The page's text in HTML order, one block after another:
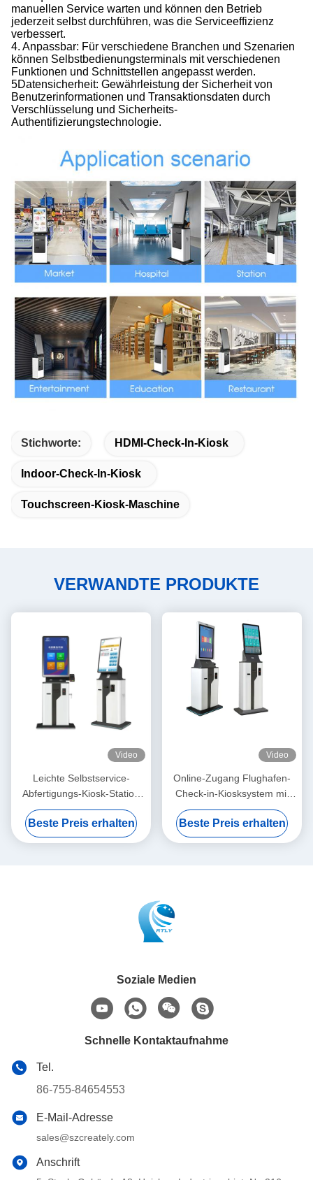
manuellen Service warten und können den Betrieb
jederzeit selbst durchführen, was die Serviceeffizienz
verbessert.
4. Anpassbar: Für verschiedene Branchen und Szenarien
können Selbstbedienungsterminals mit verschiedenen
Funktionen und Schnittstellen angepasst werden.
5Datensicherheit: Gewährleistung der Sicherheit von
Benutzerinformationen und Transaktionsdaten durch
Verschlüsselung und Sicherheits-
Authentifizierungstechnologie.
Stichworte: HDMI-Check-In-Kiosk
Indoor-Check-In-Kiosk
Touchscreen-Kiosk-Maschine
VERWANDTE PRODUKTE
Video
Leichte Selbstservice-
Abfertigungs-Kiosk-Station
mit Wechselstrom- oder DC-
Stromversorgung
Beste Preis erhalten
Video
Online-Zugang Flughafen-
Check-in-Kiosksystem mit
Kartenleser und Drucker
Beste Preis erhalten
Soziale Medien
Schnelle Kontaktaufnahme
Tel.
86-755-84654553
E-Mail-Adresse
sales@szcreately.com
Anschrift